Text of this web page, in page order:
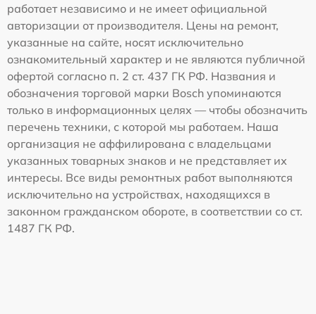
работает независимо и не имеет официальной
авторизации от производителя. Цены на ремонт,
указанные на сайте, носят исключительно
ознакомительный характер и не являются публичной
офертой согласно п. 2 ст. 437 ГК РФ. Названия и
обозначения торговой марки Bosch упоминаются
только в информационных целях — чтобы обозначить
перечень техники, с которой мы работаем. Наша
организация не аффилирована с владельцами
указанных товарных знаков и не представляет их
интересы. Все виды ремонтных работ выполняются
исключительно на устройствах, находящихся в
законном гражданском обороте, в соответствии со ст.
1487 ГК РФ.